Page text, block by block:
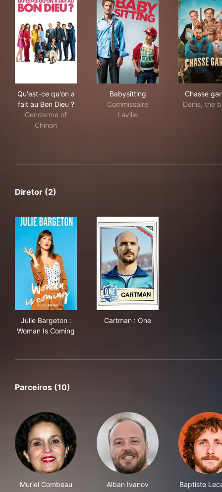
Qu'est-ce qu'on a
fait au Bon Dieu ?
Gendarme of
Chinon
Babysitting
Commissaire
Laville
Chasse
Denis, the
Diretor (2)
Julie Bargeton :
Woman Is Coming
Cartman : One
Parceiros (10)
Muriel Combeau Alban Ivanov Baptiste